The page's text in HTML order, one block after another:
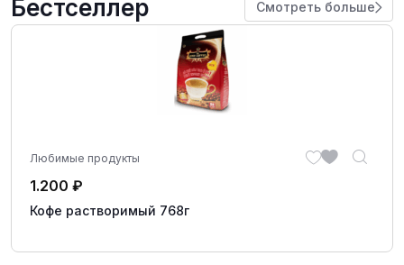
Бестселлер Смотреть больше
Любимые продукты
1.200 ₽
Кофе растворимый 768г